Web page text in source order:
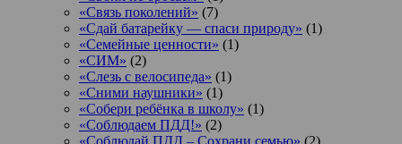
«Связь поколений» (7)
«Сдай батарейку — спаси природу» (1)
«Семейные ценности» (1)
«СИМ» (2)
«Слезь с велосипеда» (1)
«Сними наушники» (1)
«Собери ребёнка в школу» (1)
«Соблюдаем ПДД!» (2)
«Соблюдай ПДД – Сохрани семью» (2)